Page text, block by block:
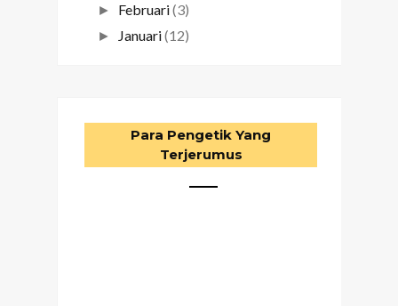
► Februari(3)
► Januari(12)
Para Pengetik Yang
Terjerumus